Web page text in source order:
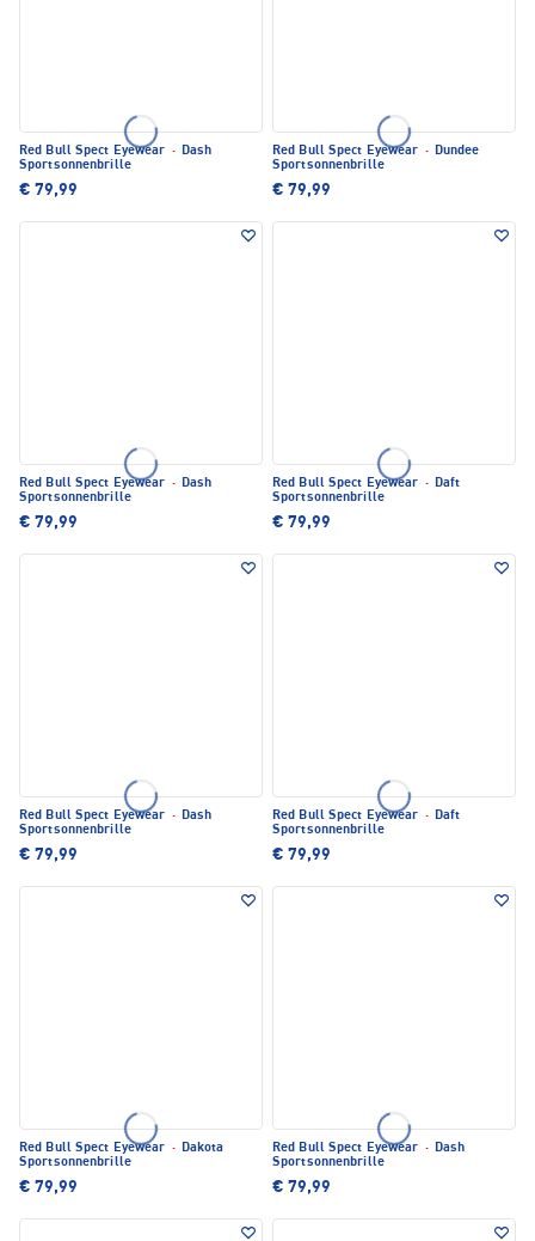
Red Bull Spect Eyewear · Dash
Sportsonnenbrille
€ 79,99
Red Bull Spect Eyewear · Dundee
Sportsonnenbrille
€ 79,99
Red Bull Spect Eyewear · Dash
Sportsonnenbrille
€ 79,99
Red Bull Spect Eyewear · Daft
Sportsonnenbrille
€ 79,99
Red Bull Spect Eyewear · Dash
Sportsonnenbrille
€ 79,99
Red Bull Spect Eyewear · Daft
Sportsonnenbrille
€ 79,99
Red Bull Spect Eyewear · Dakota
Sportsonnenbrille
€ 79,99
Red Bull Spect Eyewear · Dash
Sportsonnenbrille
€ 79,99